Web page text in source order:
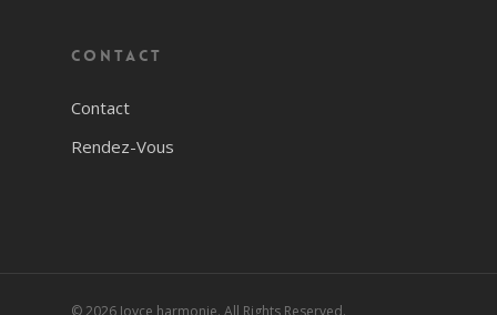
Contact
Contact
Rendez-Vous
© 2026 Joyce harmonie. All Rights Reserved.